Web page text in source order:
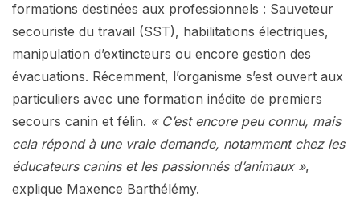
formations destinées aux professionnels : Sauveteur
secouriste du travail (SST), habilitations électriques,
manipulation d’extincteurs ou encore gestion des
évacuations. Récemment, l’organisme s’est ouvert aux
particuliers avec une formation inédite de premiers
secours canin et félin. « C’est encore peu connu, mais
cela répond à une vraie demande, notamment chez les
éducateurs canins et les passionnés d’animaux »,
explique Maxence Barthélémy.